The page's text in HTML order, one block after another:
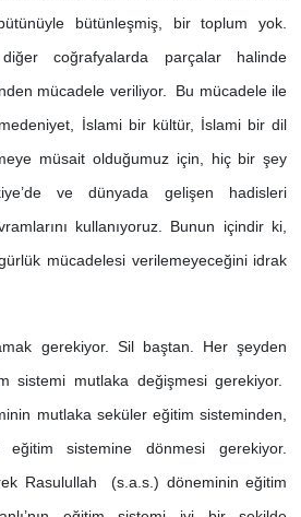
bütünleşmiş, bir toplum yok.
coğrafyalarda parçalar halinde
mücadele veriliyor. Bu mücadele ile
İslami bir kültür, İslami bir dil
müsait olduğumuz için, hiç bir şey
ve dünyada gelişen hadisleri
kullanıyoruz. Bunun içindir ki,
mücadelesi verilemeyeceğini idrak
gerekiyor. Sil baştan. Her şeyden
sistemi mutlaka değişmesi gerekiyor.
mutlaka seküler eğitim sisteminden,
eğitim sistemine dönmesi gerekiyor.
Rasulullah (s.a.s.) döneminin eğitim